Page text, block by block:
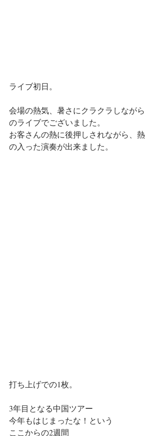
ライブ初日。
会場の熱気、暑さにクラクラしながら
のライブでございました。
お客さんの熱に後押しされながら、熱
の入った演奏が出来ました。
打ち上げでの1枚。
3年目となる中国ツアー
今年もはじまったな！という
ここからの2週間